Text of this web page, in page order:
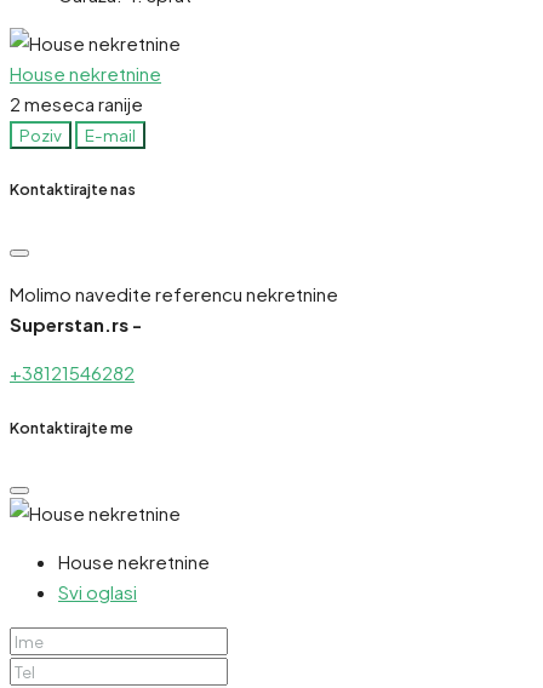
House nekretnine
2 meseca ranije
Poziv E-mail
Kontaktirajte nas
Molimo navedite referencu nekretnine
Superstan.rs -
+38121546282
Kontaktirajte me
House nekretnine
Svi oglasi